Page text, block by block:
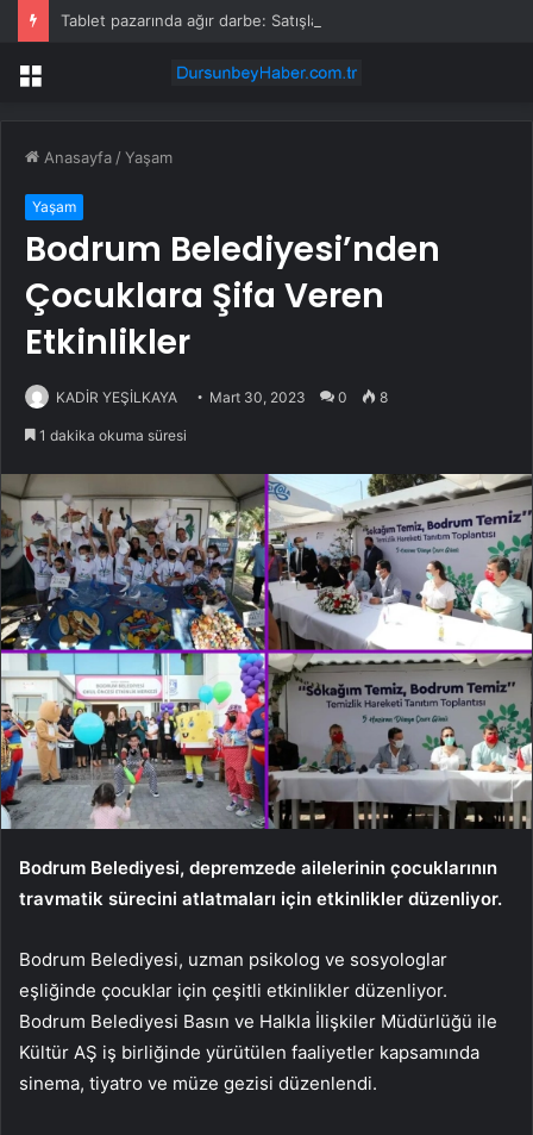
Tablet pazarında ağır darbe: Satışlar düşüşte!
Menü
Anasayfa /Yaşam
Yaşam
Bodrum Belediyesi’nden
Çocuklara Şifa Veren
Etkinlikler
KADİR YEŞİLKAYA Mart 30, 2023 0 8
1 dakika okuma süresi
Bodrum Belediyesi, depremzede ailelerinin çocuklarının
travmatik sürecini atlatmaları için etkinlikler düzenliyor.
Bodrum Belediyesi, uzman psikolog ve sosyologlar
eşliğinde çocuklar için çeşitli etkinlikler düzenliyor.
Bodrum Belediyesi Basın ve Halkla İlişkiler Müdürlüğü ile
Kültür AŞ iş birliğinde yürütülen faaliyetler kapsamında
sinema, tiyatro ve müze gezisi düzenlendi.